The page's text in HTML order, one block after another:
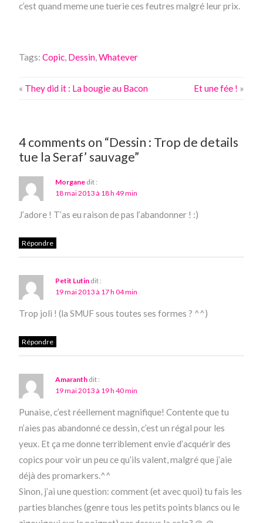
c’est quand meme une tuerie ces feutres malgré leur prix.
Tags:Copic, Dessin,Whatever
« They did it : La bougie au Bacon Et une fée ! »
4 comments on “Dessin : Trop de details
tue la Seraf’ sauvage”
Morgane dit :
18 mai 2013 à 18 h 49 min
J’adore ! T’as eu raison de pas l’abandonner ! :)
Répondre
Petit Lutin dit :
19 mai 2013 à 17 h 04 min
Trop joli ! (la SMUF sous toutes ses formes ? ^^)
Répondre
Amaranth dit :
19 mai 2013 à 19 h 40 min
Punaise, c’est réellement magnifique! Contente que tu
n’aies pas abandonné ce dessin, c’est un régal pour les
yeux. Et ça me donne terriblement envie d’acquérir des
copics pour voir un peu ce qu’ils valent, malgré que j’aie
déjà des promarkers.^^
Sinon, j’ai une question: comment (et avec quoi) tu fais les
parties blanches (genre tous les petits points blancs ou le